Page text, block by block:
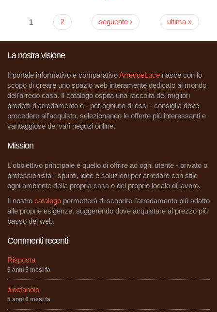
Pagine
1 2 seguente › ultima »
La nostra visione
Il portale informativo e comparativoArredoeLuce nasce con lo
scopo di creare uno spazio web interamente dedicato al mondo
dell'arredo casa. Il catalogo ospita una raccolta dei migliori
prodotti d'arredamento e - per ognuno di essi - consiglia dove
procedere all'acquisto, selezionando le offerte più interessanti e
vantaggiose dei vari negozi online.
Mission
L'obbiettivo principale è quello di offrire ad ogni utente - privato o
professionista - spunti, idee e soluzioni per arredare con stile
ogni ambiente della propria casa o del proprio locale di lavoro.
Il nostro catalogo permetterà di scoprire l'arredamento più adatto
alle proprie esigenze, suggerendo dove acquistare al prezzo più
basso del web.
Commenti recenti
Risposta
5 anni 5 mesi fa
bioetanolo
5 anni 6 mesi fa